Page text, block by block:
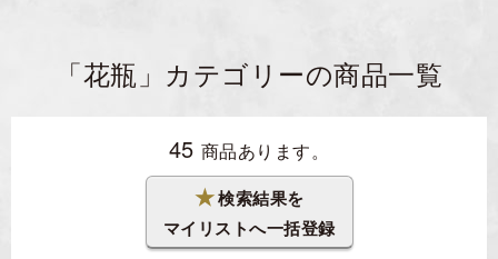
「花瓶」カテゴリーの商品一覧
45 商品あります。
★検索結果を
マイリストへ一括登録